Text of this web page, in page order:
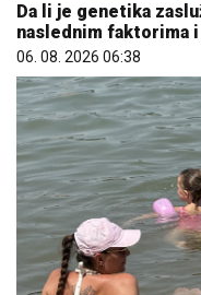
Da li je genetika
naslednim faktorima
06. 08. 2026 06:38